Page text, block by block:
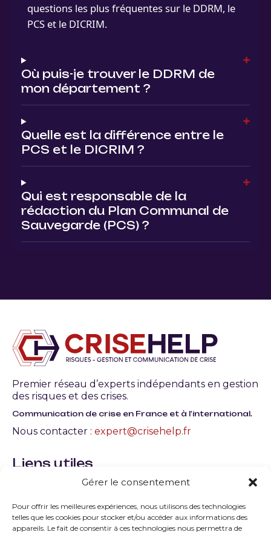
Gérer le consentement
Pour offrir les meilleures expériences, nous utilisons des technologies
telles que les cookies pour stocker et/ou accéder aux informations des
appareils. Le fait de consentir à ces technologies nous permettra de
questions les plus fréquentes sur le DDRM, le
PCS et le DICRIM.
Où puis-je trouver le DDRM de
mon département ?
Quelle est la différence entre le
PCS et le DICRIM ?
Qui est responsable de la
rédaction du Plan Communal de
Sauvegarde (PCS) ?
Premier réseau d’experts indépendants en gestion
des risques et des crises.
Communication de crise en France et à l'international.
Nous contacter : expert@crisehelp.fr
Liens utiles
Qu’est-ce qu’une crise en entreprise ? Définition,
typologie et gestion
Quels sont les facteurs de la crise les plus courants